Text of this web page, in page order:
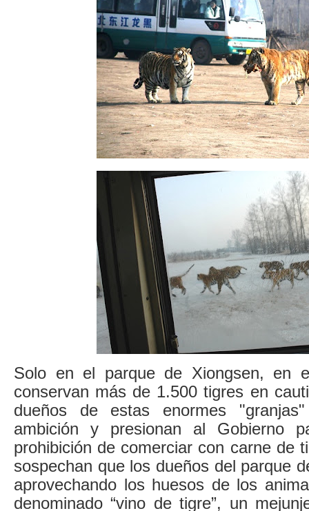
Solo en el parque de Xiongsen, en
conservan más de 1.500 tigres en
dueños de estas enormes
ambición y presionan al Gobierno
prohibición de comerciar con carne de
sospechan que los dueños del parque
aprovechando los huesos de los
denominado “vino de tigre”, un